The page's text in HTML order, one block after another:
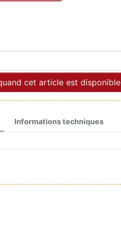
cet article est disponible
Informations techniques